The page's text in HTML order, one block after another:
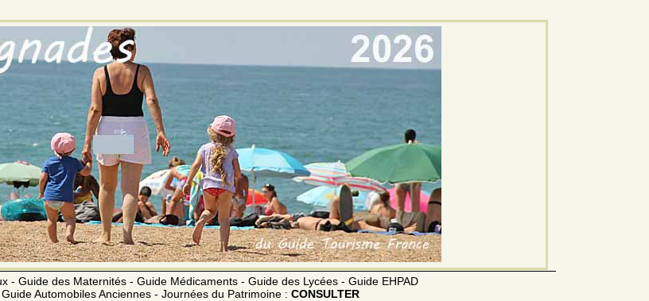
- Guide des Maternités - Guide Médicaments - Guide des Lycées - Guide EHPAD
Automobiles Anciennes - Journées du Patrimoine : CONSULTER